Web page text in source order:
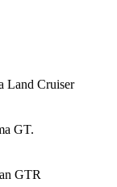
Land Cruiser
GT.
GTR